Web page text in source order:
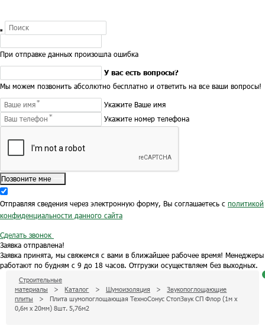
При отправке данных произошла ошибка
У вас есть вопросы?
Мы можем позвонить абсолютно бесплатно и ответить на все ваши вопросы!
Укажите Ваше имя
Укажите номер телефона
Позвоните мне
Отправляя сведения через электронную форму, Вы соглашаетесь с политикой
конфиденциальности данного сайта
Сделать звонок
Заявка отправлена!
Заявка принята, мы свяжемся с вами в ближайшее рабочее время! Менеджеры
работают по будням с 9 до 18 часов. Отгрузки осуществляем без выходных.
Строительные
материалы
> Каталог > Шумоизоляция >
Звукопоглощающие
плиты
>
Плита шумопоглощающая ТехноСонус СтопЗвук СП Флор (1м х
0,6м х 20мм) 8шт. 5,76м2